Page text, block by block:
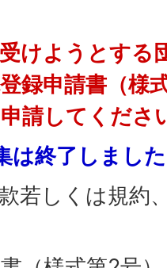
けようとする
録申請書（様
請してくださ
は終了しまし
若しくは規約